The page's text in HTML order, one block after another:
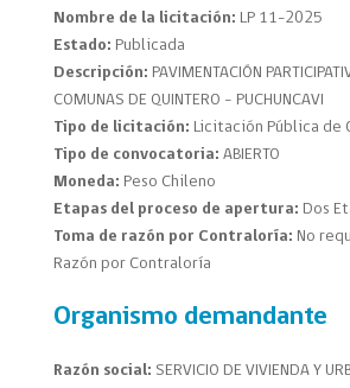
Nombre de la licitación: LP 11-2025
Estado: Publicada
Descripción: PAVIMENTACIÓN
COMUNAS DE QUINTERO – PUCHUNCAVI
Tipo de licitación: Licitación Pública de
Tipo de convocatoria: ABIERTO
Moneda: Peso Chileno
Etapas del proceso de apertura: Dos
Toma de razón por Contraloría: No
Razón por Contraloría
Organismo demandante
Razón social: SERVICIO DE VIVIENDA Y